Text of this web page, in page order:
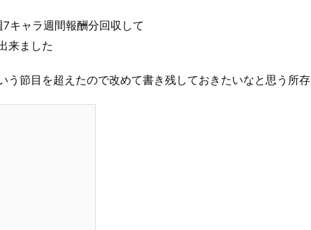
キャラ週間報酬分回収して
来ました
う節目を超えたので改めて書き残しておきたいなと思う所存